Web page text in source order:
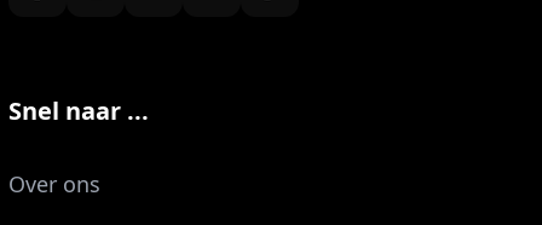
Snel naar ...
Over ons